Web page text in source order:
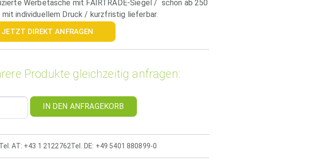
Werbetasche mit FAIRTRADE-Siegel / schon ab 250
individuellem Druck / kurzfristig lieferbar.
JETZT DIREKT ANFRAGEN
Produkte gleichzeitig anfragen:
IN DEN ANFRAGEKORB
Tel. AT: +43 1 2122762Tel. DE: +49 5401 880899-0